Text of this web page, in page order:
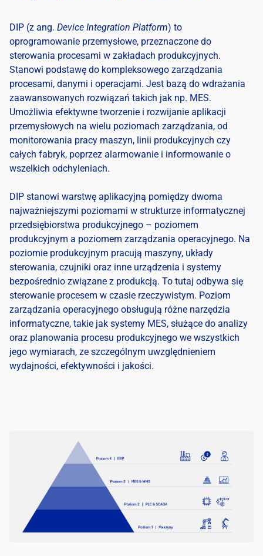
DIP (z ang. Device Integration Platform) to
oprogramowanie przemysłowe, przeznaczone do
sterowania procesami w zakładach produkcyjnych.
Stanowi podstawę do kompleksowego zarządzania
procesami, danymi i operacjami. Jest bazą do wdrażania
zaawansowanych rozwiązań takich jak np. MES.
Umożliwia efektywne tworzenie i rozwijanie aplikacji
przemysłowych na wielu poziomach zarządzania, od
monitorowania pracy maszyn, linii produkcyjnych czy
całych fabryk, poprzez alarmowanie i informowanie o
wszelkich odchyleniach.
DIP stanowi warstwę aplikacyjną pomiędzy dwoma
najważniejszymi poziomami w strukturze informatycznej
przedsiębiorstwa produkcyjnego – poziomem
produkcyjnym a poziomem zarządzania operacyjnego. Na
poziomie produkcyjnym pracują maszyny, układy
sterowania, czujniki oraz inne urządzenia i systemy
bezpośrednio związane z produkcją. To tutaj odbywa się
sterowanie procesem w czasie rzeczywistym. Poziom
zarządzania operacyjnego obsługują różne narzędzia
informatyczne, takie jak systemy MES, służące do analizy
oraz planowania procesu produkcyjnego we wszystkich
jego wymiarach, ze szczególnym uwzględnieniem
wydajności, efektywności i jakości.